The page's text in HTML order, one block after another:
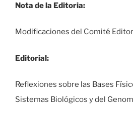
Nota de la Editoria:
Modificaciones del Comité
Editorial:
Reflexiones sobre las Bases
Sistemas Biológicos y del